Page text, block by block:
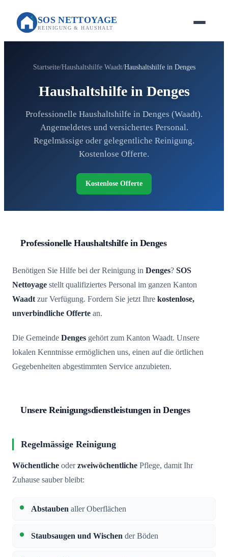
SOS NETTOYAGE
REINIGUNG & HAUSHALT
Startseite Haushaltshilfe Waadt Haushaltshilfe in Denges
Haushaltshilfe in Denges
Professionelle Haushaltshilfe in Denges (Waadt).
Angemeldetes und versichertes Personal.
Regelmässige oder gelegentliche Reinigung.
Kostenlose Offerte.
Kostenlose Offerte
Professionelle Haushaltshilfe in Denges
Benötigen Sie Hilfe bei der Reinigung in Denges? SOS
Nettoyage stellt qualifiziertes Personal im ganzen Kanton
Waadtzur Verfügung. Fordern Sie jetzt Ihre kostenlose,
unverbindliche Offerte an.
Die Gemeinde Denges gehört zum Kanton Waadt. Unsere
lokalen Kenntnisse ermöglichen uns, einen auf die örtlichen
Gegebenheiten abgestimmten Service anzubieten.
Unsere Reinigungsdienstleistungen in Denges
Regelmässige Reinigung
Wöchentliche oderzweiwöchentliche Pflege, damit Ihr
Zuhause sauber bleibt:
Abstauben aller Oberflächen
Staubsaugen und Wischen der Böden